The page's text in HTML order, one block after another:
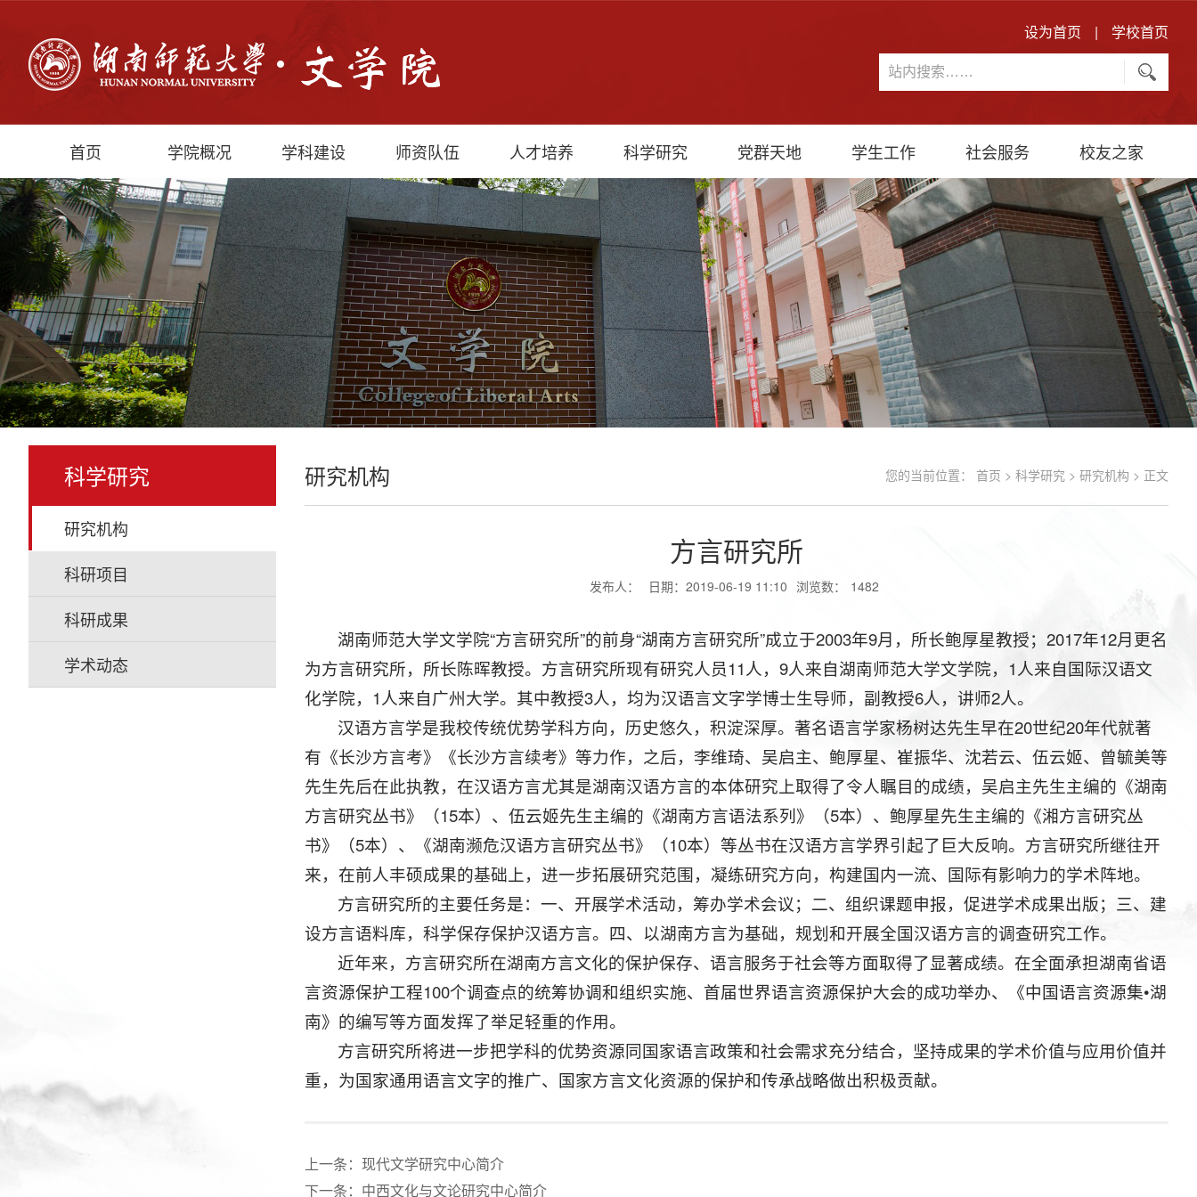
设为首页 | 学校首页
首页 学院概况 学科建设 师资队伍 人才培养 科学研究 党群天地 学生工作 社会服务 校友之家
科学研究
研究机构
科研项目
科研成果
学术动态
研究机构 您的当前位置： 首页 > 科学研究 > 研究机构 > 正文
方言研究所
发布人： 日期：2019-06-19 11:10 浏览数： 1482
湖南师范大学文学院“方言研究所”的前身“湖南方言研究所”成立于2003年9月，所长鲍厚星教授；2017年12月更名
为方言研究所，所长陈晖教授。方言研究所现有研究人员11人，9人来自湖南师范大学文学院，1人来自国际汉语文
化学院，1人来自广州大学。其中教授3人，均为汉语言文字学博士生导师，副教授6人，讲师2人。
汉语方言学是我校传统优势学科方向，历史悠久，积淀深厚。著名语言学家杨树达先生早在20世纪20年代就著
有《长沙方言考》《长沙方言续考》等力作，之后，李维琦、吴启主、鲍厚星、崔振华、沈若云、伍云姬、曾毓美等
先生先后在此执教，在汉语方言尤其是湖南汉语方言的本体研究上取得了令人瞩目的成绩，吴启主先生主编的《湖南
方言研究丛书》（15本）、伍云姬先生主编的《湖南方言语法系列》（5本）、鲍厚星先生主编的《湘方言研究丛
书》（5本）、《湖南濒危汉语方言研究丛书》（10本）等丛书在汉语方言学界引起了巨大反响。方言研究所继往开
来，在前人丰硕成果的基础上，进一步拓展研究范围，凝练研究方向，构建国内一流、国际有影响力的学术阵地。
方言研究所的主要任务是：一、开展学术活动，筹办学术会议；二、组织课题申报，促进学术成果出版；三、建
设方言语料库，科学保存保护汉语方言。四、以湖南方言为基础，规划和开展全国汉语方言的调查研究工作。
近年来，方言研究所在湖南方言文化的保护保存、语言服务于社会等方面取得了显著成绩。在全面承担湖南省语
言资源保护工程100个调查点的统筹协调和组织实施、首届世界语言资源保护大会的成功举办、《中国语言资源集•湖
南》的编写等方面发挥了举足轻重的作用。
方言研究所将进一步把学科的优势资源同国家语言政策和社会需求充分结合，坚持成果的学术价值与应用价值并
重，为国家通用语言文字的推广、国家方言文化资源的保护和传承战略做出积极贡献。
上一条： 现代文学研究中心简介
下一条： 中西文化与文论研究中心简介